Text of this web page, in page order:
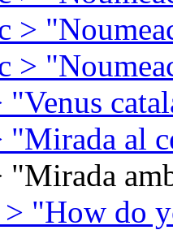
>
>
"Mirada al
"Mirada
"How do